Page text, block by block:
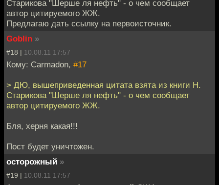
Старикова "Шерше ля нефть" - о чем сообщает
автор цитируемого ЖЖ.
Предлагаю дать ссылку на первоисточник.
Goblin »
#18 | 10.08.11 17:57
Кому: Carmadon, #17
> ДЮ, вышеприведенная цитата взята из книги Н.
Старикова "Шерше ля нефть" - о чем сообщает
автор цитируемого ЖЖ.
Бля, херня какая!!!
Пост будет уничтожен.
осторожный »
#19 | 10.08.11 17:57